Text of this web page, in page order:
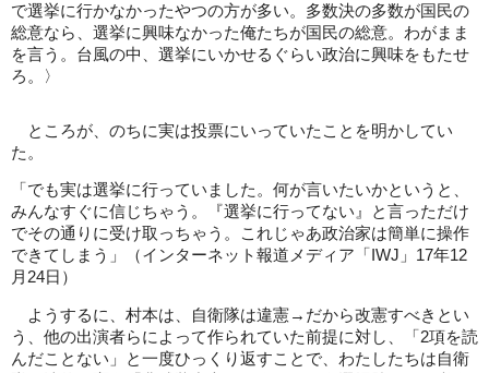
で選挙に行かなかったやつの方が多い。多数決の多数が国民の
総意なら、選挙に興味なかった俺たちが国民の総意。わがまま
を言う。台風の中、選挙にいかせるぐらい政治に興味をもたせ
ろ。〉
ところが、のちに実は投票にいっていたことを明かしてい
た。
「でも実は選挙に行っていました。何が言いたいかというと、
みんなすぐに信じちゃう。『選挙に行ってない』と言っただけ
でその通りに受け取っちゃう。これじゃあ政治家は簡単に操作
できてしまう」（インターネット報道メディア「IWJ」17年12
月24日）
ようするに、村本は、自衛隊は違憲→だから改憲すべきとい
う、他の出演者らによって作られていた前提に対し、「2項を読
んだことない」と一度ひっくり返すことで、わたしたちは自衛